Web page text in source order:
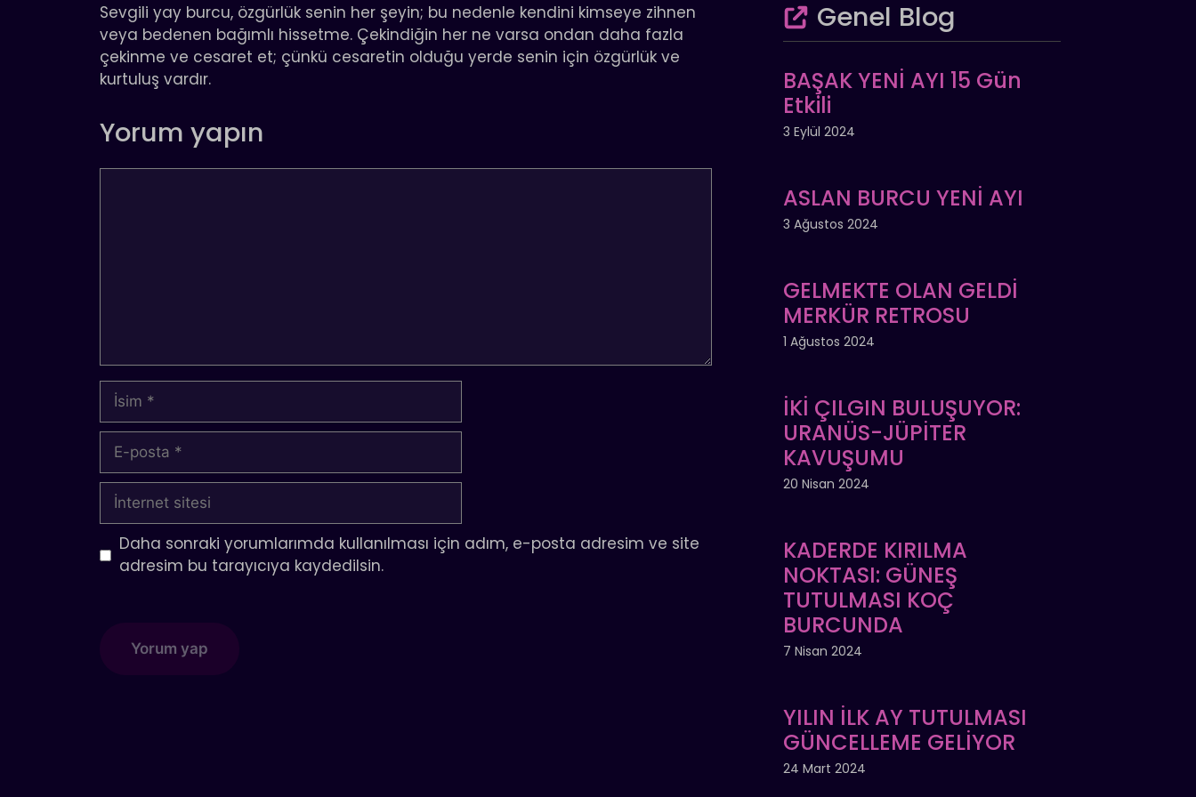
Sevgili yay burcu, özgürlük senin her şeyin; bu nedenle kendini kimseye zihnen
veya bedenen bağımlı hissetme. Çekindiğin her ne varsa ondan daha fazla
çekinme ve cesaret et; çünkü cesaretin olduğu yerde senin için özgürlük ve
kurtuluş vardır.
Yorum yapın
İsim
posta
İnternet
sitesi
Daha sonraki yorumlarımda kullanılması için adım, e-posta adresim ve site
adresim bu tarayıcıya kaydedilsin.
Genel Blog
BAŞAK YENİ AYI 15 Gün
Etkili
3 Eylül 2024
ASLAN BURCU YENİ AYI
3 Ağustos 2024
GELMEKTE OLAN GELDİ
MERKÜR RETROSU
1 Ağustos 2024
İKİ ÇILGIN BULUŞUYOR:
URANÜS-JÜPİTER
KAVUŞUMU
20 Nisan 2024
KADERDE KIRILMA
NOKTASI: GÜNEŞ
TUTULMASI KOÇ
BURCUNDA
7 Nisan 2024
YILIN İLK AY TUTULMASI
GÜNCELLEME GELİYOR
24 Mart 2024